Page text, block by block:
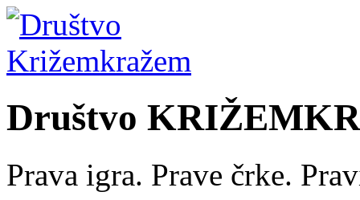
Društvo
Prava igra. Prave črke.